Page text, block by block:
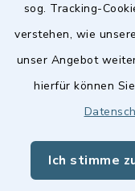
sog. Tracking-
verstehen, wie
unser Angebot
hierfür können
Ich stimme
Quicklinks
Landkreis Fürth